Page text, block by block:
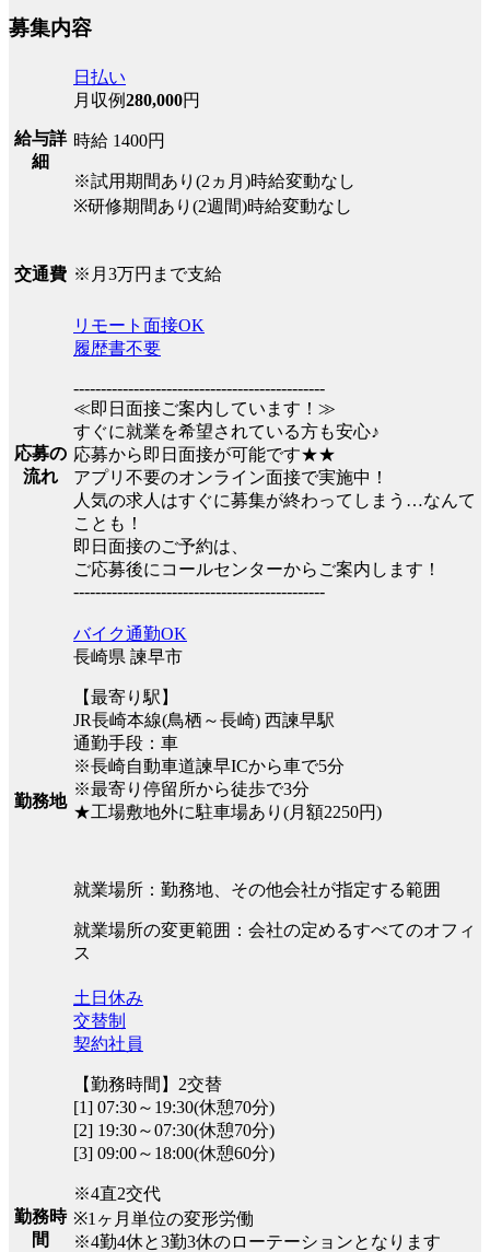
募集内容
給与詳
細
日払い
月収例280,000円
時給 1400円
※試用期間あり(2ヵ月)時給変動なし
※研修期間あり(2週間)時給変動なし
交通費 ※月3万円まで支給
応募の
流れ
リモート面接OK
履歴書不要
----------------------------------------------
≪即日面接ご案内しています！≫
すぐに就業を希望されている方も安心♪
応募から即日面接が可能です★★
アプリ不要のオンライン面接で実施中！
人気の求人はすぐに募集が終わってしまう…なんて
ことも！
即日面接のご予約は、
ご応募後にコールセンターからご案内します！
----------------------------------------------
勤務地
バイク通勤OK
長崎県 諫早市
【最寄り駅】
JR長崎本線(鳥栖～長崎) 西諫早駅
通勤手段：車
※長崎自動車道諫早ICから車で5分
※最寄り停留所から徒歩で3分
★工場敷地外に駐車場あり(月額2250円)
就業場所：勤務地、その他会社が指定する範囲
就業場所の変更範囲：会社の定めるすべてのオフィ
ス
勤務時
間
土日休み
交替制
契約社員
【勤務時間】2交替
[1] 07:30～19:30(休憩70分)
[2] 19:30～07:30(休憩70分)
[3] 09:00～18:00(休憩60分)
※4直2交代
※1ヶ月単位の変形労働
※4勤4休と3勤3休のローテーションとなります